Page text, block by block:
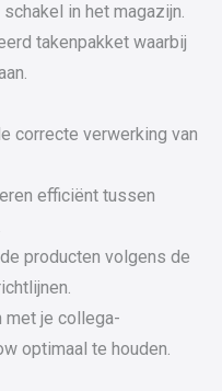
in het magazijn.
takenpakket waarbij
correcte verwerking van
efficiënt tussen
producten volgens de
met je collega-
optimaal te houden.